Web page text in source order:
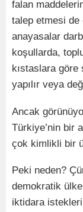
falan
talep etmesi de
anayasalar
koşullarda,
kıstaslara
yapılır veya
Ancak
Türkiye’nin bir
çok kimlikli bir
Peki neden?
demokratik
iktidara